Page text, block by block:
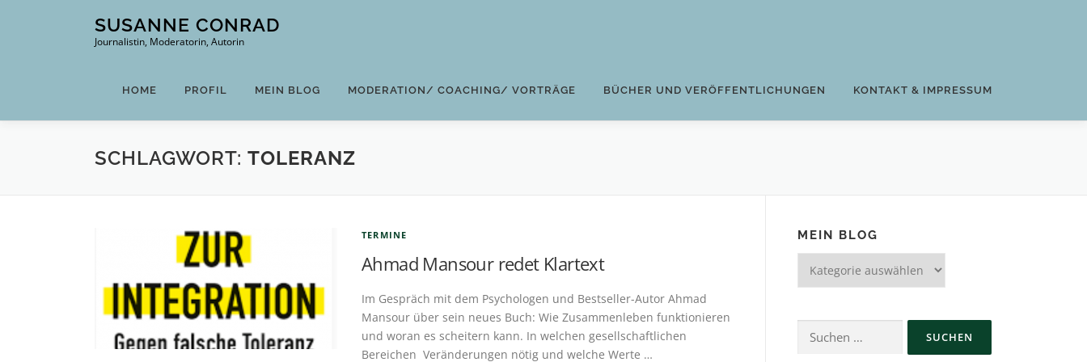
SUSANNE CONRAD
Journalistin, Moderatorin, Autorin
HOME PROFIL MEIN BLOG MODERATION/ COACHING/ VORTRÄGE BÜCHER UND VERÖFFENTLICHUNGEN KONTAKT & IMPRESSUM
SCHLAGWORT: TOLERANZ
TERMINE
Ahmad Mansour redet Klartext
Im Gespräch mit dem Psychologen und Bestseller-Autor Ahmad
Mansour über sein neues Buch: Wie Zusammenleben funktionieren
und woran es scheitern kann. In welchen gesellschaftlichen
Bereichen Veränderungen nötig und welche Werte …
MEIN BLOG
Blog
Suchen
nach: